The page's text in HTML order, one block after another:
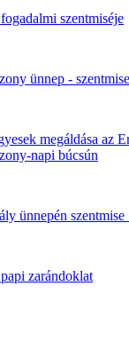
szentmiséje
ünnep - szentmise
megáldása az
napi búcsún
ünnepén szentmise
zarándoklat